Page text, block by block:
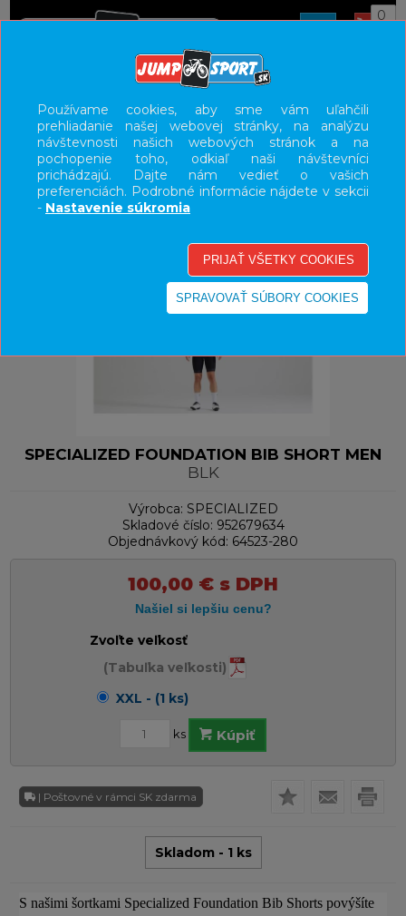
0
UŽÍVATEĽSKÝ PANEL
KATEGÓRIE
HLAVNÉ MENU
SPECIALIZED FOUNDATION BIB SHORT MEN
BLK
Výrobca: SPECIALIZED
Skladové číslo: 952679634
Objednávkový kód: 64523-280
100,00 € s DPH
Zvoľte veľkosť
(Tabuľka veľkosti)
XXL - (1 ks)
ks Kúpiť
| Poštovné v rámci SK zdarma
Skladom - 1 ks
S našimi šortkami Specialized Foundation Bib Shorts povýšíte
Používame cookies, aby sme vám uľahčili
prehliadanie našej webovej stránky, na analýzu
návštevnosti našich webových stránok a na
pochopenie toho, odkiaľ naši návštevníci
prichádzajú. Dajte nám vedieť o vašich
preferenciách. Podrobné informácie nájdete v sekcii
- Nastavenie súkromia